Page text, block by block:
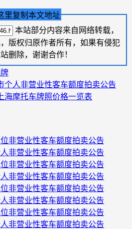
里复制本文地址
本站部分内容来自网络转载，
版权归原作者所有，如果有侵犯
删除，谢谢合作！
牌
个人非营业性客车额度拍卖公告
海摩托车牌照价格一览表
非营业性客车额度拍卖公告
非营业性客车额度拍卖公告
非营业性客车额度拍卖公告
非营业性客车额度拍卖公告
非营业性客车额度拍卖公告
非营业性客车额度拍卖公告
非营业性客车额度拍卖公告
非营业性客车额度拍卖公告